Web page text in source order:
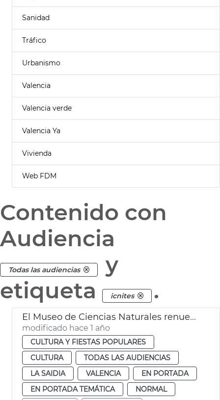
Sanidad
Tráfico
Urbanismo
Valencia
Valencia verde
Valencia Ya
Vivienda
Web FDM
Contenido con
Audiencia
Todas las audiencias
y
etiqueta
icnites .
El Museo de Ciencias Naturales renueva parte de su museografía
modificado hace 1 año
CULTURA Y FIESTAS POPULARES
CULTURA
TODAS LAS AUDIENCIAS
LA SAIDIA
VALENCIA
EN PORTADA
EN PORTADA TEMÁTICA
NORMAL